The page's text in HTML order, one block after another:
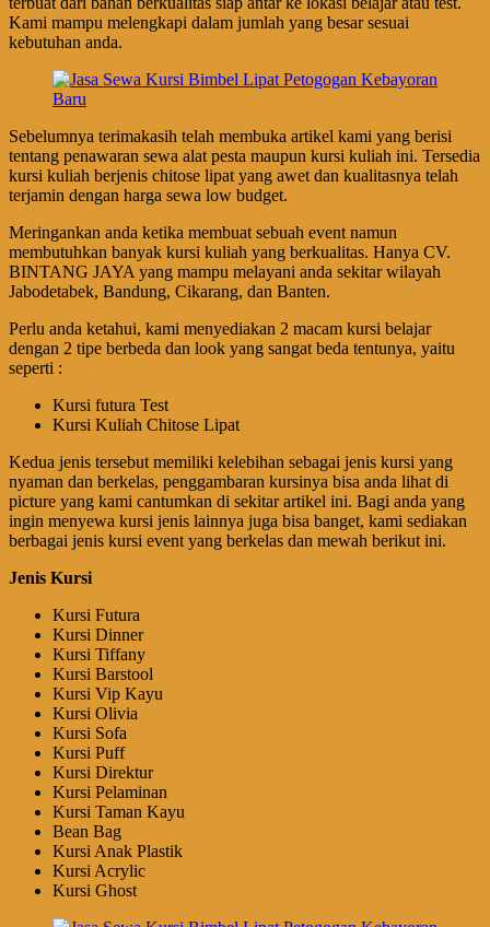
Kami mampu melengkapi dalam jumlah yang besar sesuai
kebutuhan anda.
Sebelumnya terimakasih telah membuka artikel kami yang berisi
tentang penawaran sewa alat pesta maupun kursi kuliah ini. Tersedia
kursi kuliah berjenis chitose lipat yang awet dan kualitasnya telah
terjamin dengan harga sewa low budget.
Meringankan anda ketika membuat sebuah event namun
membutuhkan banyak kursi kuliah yang berkualitas. Hanya CV.
BINTANG JAYA yang mampu melayani anda sekitar wilayah
Jabodetabek, Bandung, Cikarang, dan Banten.
Perlu anda ketahui, kami menyediakan 2 macam kursi belajar
dengan 2 tipe berbeda dan look yang sangat beda tentunya, yaitu
seperti :
Kursi futura Test
Kursi Kuliah Chitose Lipat
Kedua jenis tersebut memiliki kelebihan sebagai jenis kursi yang
nyaman dan berkelas, penggambaran kursinya bisa anda lihat di
picture yang kami cantumkan di sekitar artikel ini. Bagi anda yang
ingin menyewa kursi jenis lainnya juga bisa banget, kami sediakan
berbagai jenis kursi event yang berkelas dan mewah berikut ini.
Jenis Kursi
Kursi Futura
Kursi Dinner
Kursi Tiffany
Kursi Barstool
Kursi Vip Kayu
Kursi Olivia
Kursi Sofa
Kursi Puff
Kursi Direktur
Kursi Pelaminan
Kursi Taman Kayu
Bean Bag
Kursi Anak Plastik
Kursi Acrylic
Kursi Ghost